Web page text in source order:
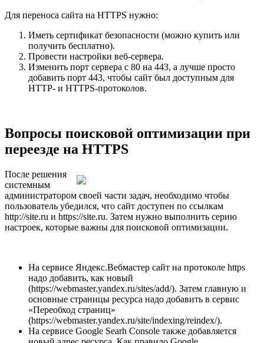
Для переноса сайта на HTTPS нужно:
Иметь сертификат безопасности (можно купить или
получить бесплатно).
Провести настройки веб-сервера.
Изменить порт сервера с 80 на 443, а лучше просто
добавить порт 443, чтобы сайт был доступным для
НТТР- и HTTPS-протоколов.
Вопросы поисковой оптимизации при
переезде на HTTPS
После решения
системным
администратором своей части задач, необходимо чтобы
пользователь убедился, что сайт доступен по ссылкам
http://site.ru и https://site.ru. Затем нужно выполнить серию
настроек, которые важны для поисковой оптимизации.
На сервисе Яндекс.Вебмастер сайт на протоколе https
надо добавить, как новый
(https://webmaster.yandex.ru/sites/add/). Затем главную и
основные страницы ресурса надо добавить в сервис
«Переобход страниц»
(https://webmaster.yandex.ru/site/indexing/reindex/).
На сервисе Google Searh Console также добавляется